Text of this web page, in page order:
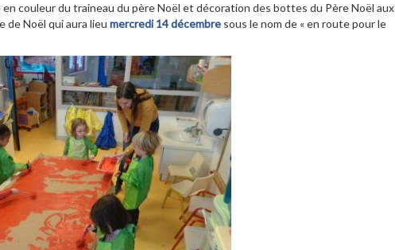
en couleur du traineau du père Noël et décoration des bottes du Père Noël aux
de Noël qui aura lieu mercredi 14 décembre sous le nom de « en route pour le